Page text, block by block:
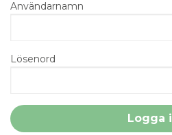
Användarnamn
Lösenord